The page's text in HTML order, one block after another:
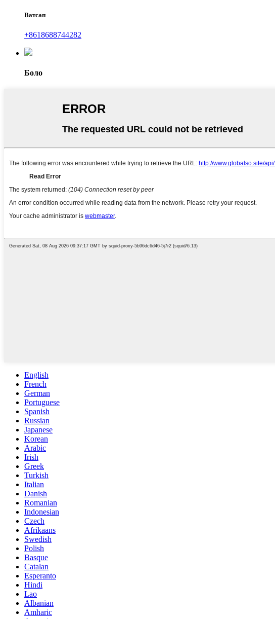
Ватсап
+8618688744282
Боло
English
French
German
Portuguese
Spanish
Russian
Japanese
Korean
Arabic
Irish
Greek
Turkish
Italian
Danish
Romanian
Indonesian
Czech
Afrikaans
Swedish
Polish
Basque
Catalan
Esperanto
Hindi
Lao
Albanian
Amharic